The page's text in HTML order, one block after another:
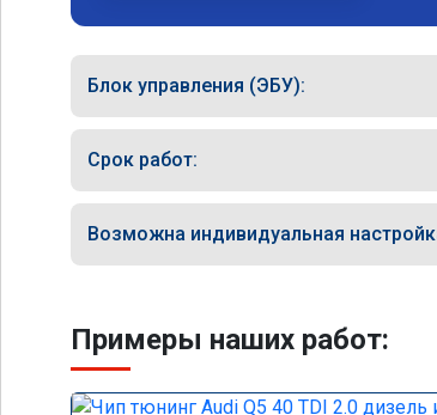
Блок управления (ЭБУ):
Срок работ:
Возможна индивидуальная
Примеры наших работ: